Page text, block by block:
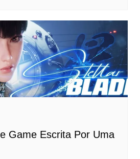
Game Escrita Por Uma